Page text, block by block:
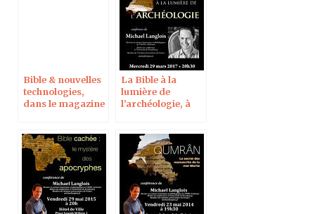
Bible & nouvelles
technologies,
dans le magazine
La Bible à la
lumière de
l’archéologie, à